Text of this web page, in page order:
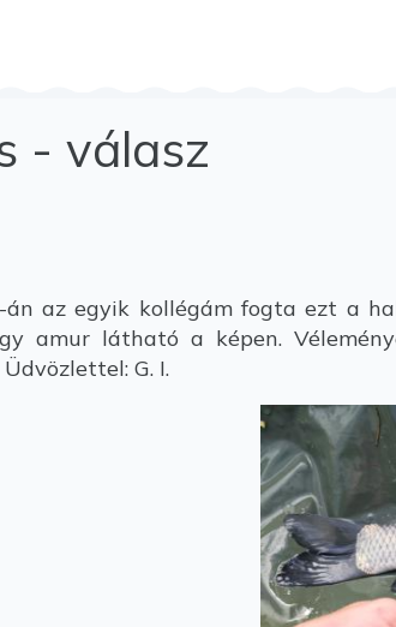
- válasz
án az egyik kollégám fogta ezt a
amur látható a képen.
G. I.